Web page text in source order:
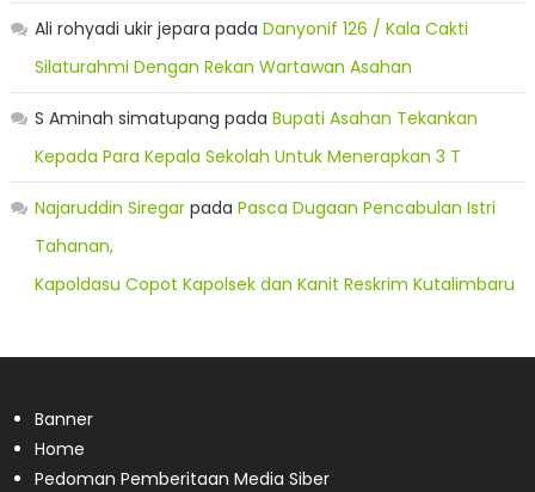
Ali rohyadi ukir jepara pada Danyonif 126 / Kala Cakti
Silaturahmi Dengan Rekan Wartawan Asahan
S Aminah simatupang pada Bupati Asahan Tekankan
Kepada Para Kepala Sekolah Untuk Menerapkan 3 T
Najaruddin Siregarpada Pasca Dugaan Pencabulan Istri
Tahanan,
Kapoldasu Copot Kapolsek dan Kanit Reskrim Kutalimbaru
Banner
Home
Pedoman Pemberitaan Media Siber